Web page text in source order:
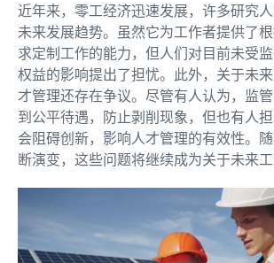
近年来，零工经济迅速发展，许多研究
未来发展趋势。虽然它为工作者提供了
求定制工作的能力，但人们对目前未受
权益的影响提出了担忧。此外，关于未
才管理还存在争议。尽管有人认为，监
到公平待遇，防止剥削现象，但也有人
会阻碍创新，影响人才管理的有效性。
断演变，这些问题将继续成为关于未来工